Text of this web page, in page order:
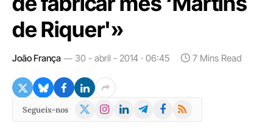
de Riquer'»
João França 30 - abril - 2014 · 06:45 7 Mins Read
Segueix-nos
X
Instagram
LinkedInTelegramFacebook
RSS